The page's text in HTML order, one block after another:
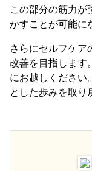
この部分の筋力が
かすことが可能に
さらにセルフケア
改善を目指します
にお越しください
とした歩みを取り